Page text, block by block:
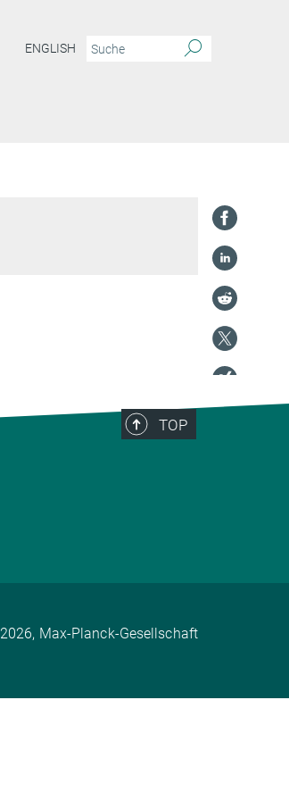
ENGLISH
TOP
2026, Max-Planck-Gesellschaft